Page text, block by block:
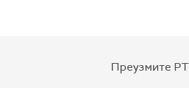
Преузмите